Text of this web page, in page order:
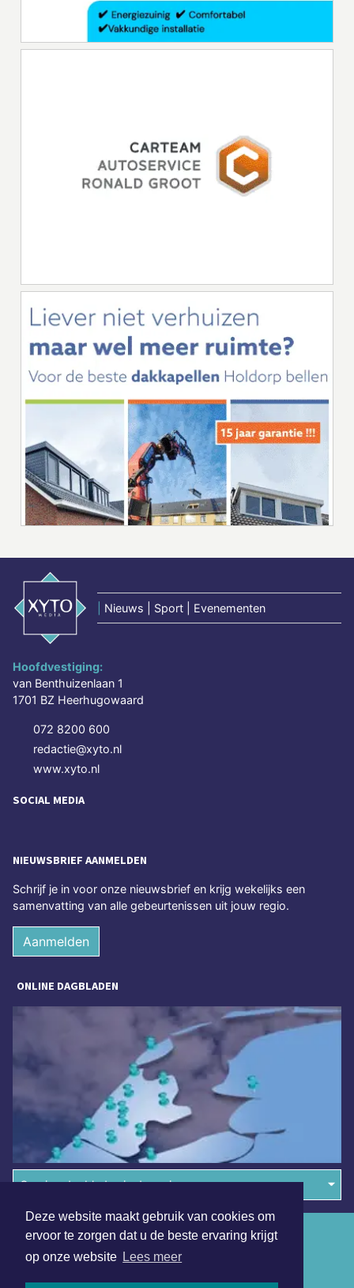
Deze website maakt gebruik van cookies om
ervoor te zorgen dat u de beste ervaring krijgt
op onze website Lees meer
Nieuws | Sport | Evenementen
Hoofdvestiging:
van Benthuizenlaan 1
1701 BZ Heerhugowaard
072 8200 600
redactie@xyto.nl
www.xyto.nl
SOCIAL MEDIA
NIEUWSBRIEF AANMELDEN
Schrijf je in voor onze nieuwsbrief en krijg wekelijks een
samenvatting van alle gebeurtenissen uit jouw regio.
Aanmelden
ONLINE DAGBLADEN
Overige dagbladen in de regio
Algemene voorwaarden
Disclaimer